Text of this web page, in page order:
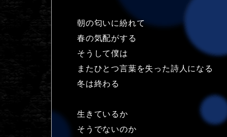
朝の匂いに紛れて
春の気配がする
そうして僕は
またひとつ言葉を失った詩人になる
冬は終わる
生きているか
そうでないのか